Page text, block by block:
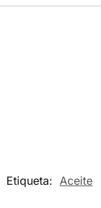
Etiqueta: Aceite